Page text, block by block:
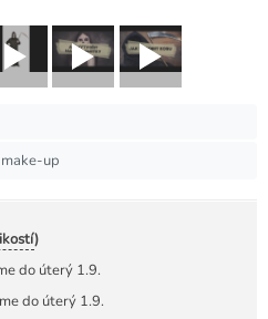
up
)
do úterý 1.9.
do úterý 1.9.